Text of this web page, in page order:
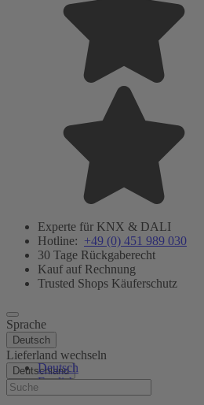
Experte für KNX & DALI
Hotline: +49 (0) 451 989 030
30 Tage Rückgaberecht
Kauf auf Rechnung
Trusted Shops Käuferschutz
Sprache
Deutsch
Deutsch
English
Lieferland wechseln
Deutschland
Hilfe